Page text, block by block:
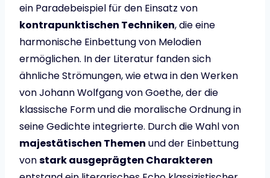
ein Paradebeispiel für den Einsatz von
kontrapunktischen Techniken, die eine
harmonische Einbettung von Melodien
ermöglichen. In der Literatur fanden sich
ähnliche Strömungen, wie etwa in den Werken
von Johann Wolfgang von Goethe, der die
klassische Form und die moralische Ordnung in
seine Gedichte integrierte. Durch die Wahl von
majestätischen Themen und der Einbettung
vonstark ausgeprägten Charakteren